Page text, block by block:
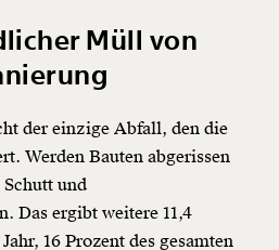
Dir!
und wir können gemeinsam
dass sie für alle
sind für alle frei im
Und das wird auch
uns für den Fortschritt und
Mitgliedsbeitrag.
Müll von
der einzige Abfall, den die
Werden Bauten abgerissen
und
Das ergibt weitere 11,4
16 Prozent des gesamten